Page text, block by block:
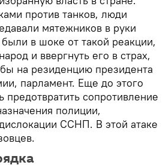
против танков, люди
мятежников в руки
в шоке от такой реакции,
и ввергнуть его в страх,
на резиденцию президента
парламент. Еще до этого
предотвратить сопротивление
полиции,
ССНП. В этой атаке